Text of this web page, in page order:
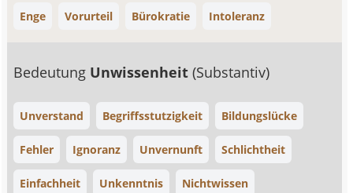
Enge Vorurteil Bürokratie Intoleranz
Bedeutung Unwissenheit(Substantiv)
Unverstand Begriffsstutzigkeit Bildungslücke
Fehler Ignoranz Unvernunft Schlichtheit
Einfachheit Unkenntnis Nichtwissen